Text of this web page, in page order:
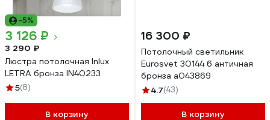
-5%
3 126 ₽
3 290 ₽
Люстра потолочная Inlux
LETRA бронза IN40233
5(8)
В корзину
16 300 ₽
Потолочный светильник
Eurosvet 30144 6 античная
бронза a043869
4.7(43)
В корзину